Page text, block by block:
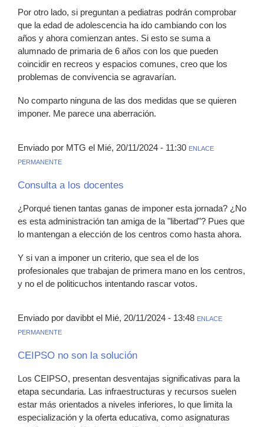
Por otro lado, si preguntan a pediatras podrán comprobar
que la edad de adolescencia ha ido cambiando con los
años y ahora comienzan antes. Si esto se suma a
alumnado de primaria de 6 años con los que pueden
coincidir en recreos y espacios comunes, creo que los
problemas de convivencia se agravarían.
No comparto ninguna de las dos medidas que se quieren
imponer. Me parece una aberración.
Enviado por MTG el Mié, 20/11/2024 - 11:30 ENLACE
PERMANENTE
Consulta a los docentes
¿Porqué tienen tantas ganas de imponer esta jornada? ¿No
es esta administración tan amiga de la "libertad"? Pues que
lo mantengan a elección de los centros como hasta ahora.
Y si van a imponer un criterio, que sea el de los
profesionales que trabajan de primera mano en los centros,
y no el de politicuchos intentando rascar votos.
Enviado por davibbt el Mié, 20/11/2024 - 13:48 ENLACE
PERMANENTE
CEIPSO no son la solución
Los CEIPSO, presentan desventajas significativas para la
etapa secundaria. Las infraestructuras y recursos suelen
estar más orientados a niveles inferiores, lo que limita la
especialización y la oferta educativa, como asignaturas